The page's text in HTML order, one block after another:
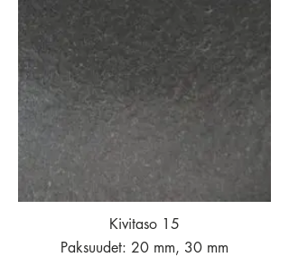
Kivitaso 15
Paksuudet: 20 mm, 30 mm